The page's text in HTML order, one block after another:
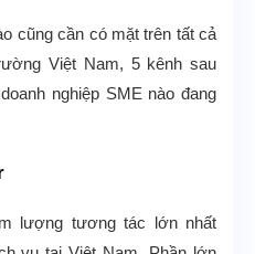
cũng cần có mặt trên tất cả
Việt Nam, 5 kênh sau
nghiệp SME nào đang
lượng tương tác lớn nhất